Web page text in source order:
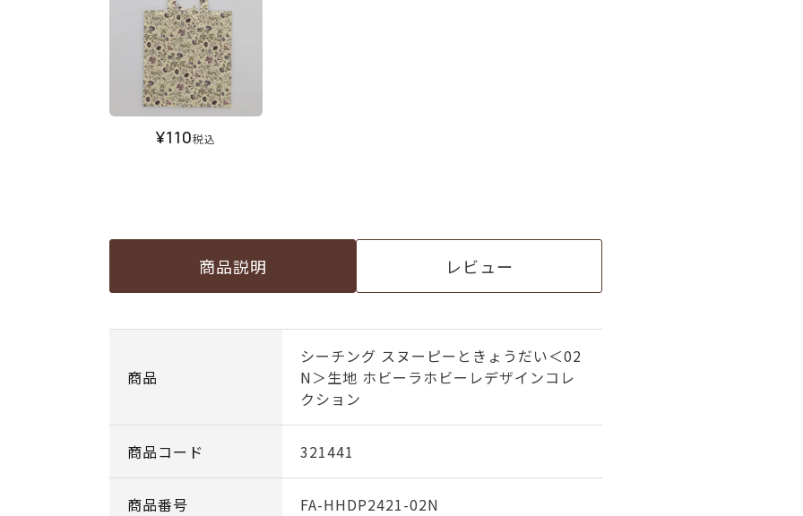
¥110税込
商品説明 レビュー
商品
シーチング スヌーピーときょうだい＜02
N＞生地 ホビーラホビーレデザインコレ
クション
商品コード 321441
商品番号 FA-HHDP2421-02N